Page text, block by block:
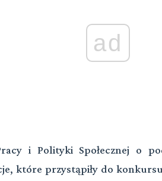
ad
i Polityki Społecznej o
które przystąpiły do